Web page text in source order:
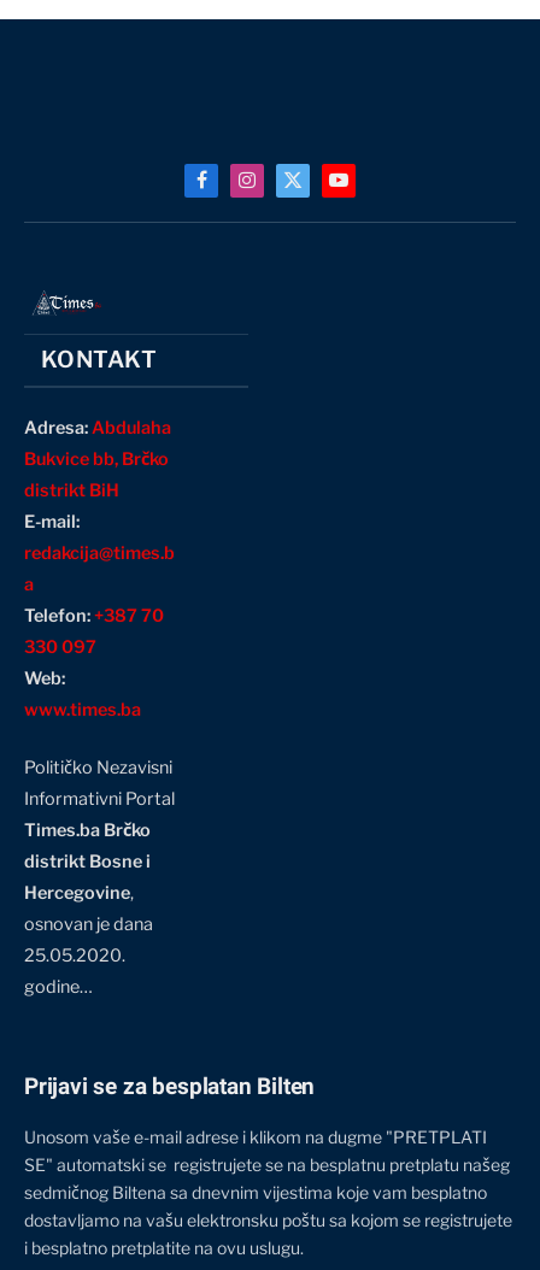
FacebookInstagram
X
YouTube
KONTAKT
Adresa:Abdulaha
Bukvice bb, Brčko
distrikt BiH
E-mail:
redakcija@times.b
a
Telefon:+387 70
330 097
Web:
www.times.ba
Političko Nezavisni
Informativni Portal
Times.ba Brčko
distrikt Bosne i
Hercegovine,
osnovan je dana
25.05.2020.
godine…
Prijavi se za besplatan Bilten
Unosom vaše e-mail adrese i klikom na dugme "PRETPLATI
SE" automatski se registrujete se na besplatnu pretplatu našeg
sedmičnog Biltena sa dnevnim vijestima koje vam besplatno
dostavljamo na vašu elektronsku poštu sa kojom se registrujete
i besplatno pretplatite na ovu uslugu.